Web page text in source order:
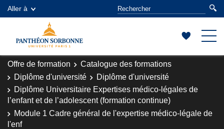
Aller à
Offre de formation
Catalogue des formations
Diplôme d'université
Diplôme d'université
Diplôme Universitaire Expertises médico-légales de
l’enfant et de l’adolescent (formation continue)
Module 1 Cadre général de l'expertise médico-légale de
l'enf